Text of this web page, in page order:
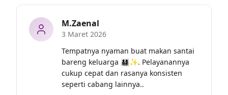
M.Zaenal
3 Maret 2026
Tempatnya nyaman buat makan santai
bareng keluarga 👨‍👩‍👧‍👦✨. Pelayanannya
cukup cepat dan rasanya konsisten
seperti cabang lainnya..